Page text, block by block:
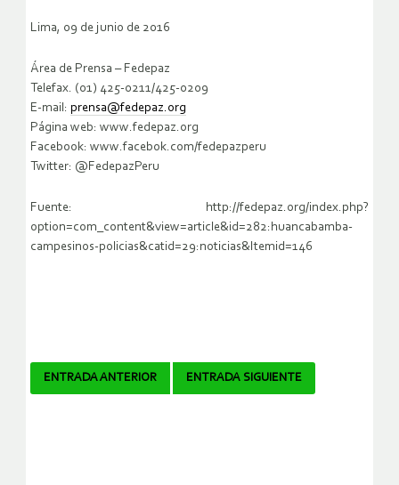
Lima, 09 de junio de 2016
Área de Prensa – Fedepaz
Telefax. (01) 425-0211/425-0209
E-mail: prensa@fedepaz.org
Página web: www.fedepaz.org
Facebook: www.facebok.com/fedepazperu
Twitter: @FedepazPeru
Fuente: http://fedepaz.org/index.php?
option=com_content&view=article&id=282:huancabamba-
campesinos-policias&catid=29:noticias&Itemid=146
Navegador
ENTRADA ANTERIOR ENTRADA SIGUIENTE